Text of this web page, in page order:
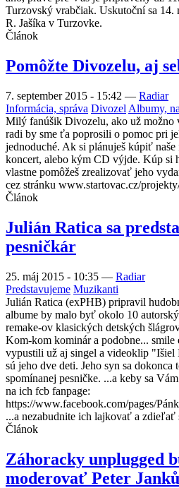
Turzovský vrabčiak. Uskutoční sa
R. Jašíka v Turzovke.
Článok
Pomôžte Divozelu, aj
7. september 2015 - 15:42 — Radiar
Informácia, správa Divozel Albumy,
Milý fanúšik Divozelu, ako už možno
radi by sme ťa poprosili o pomoc pri
jednoduché. Ak si plánuješ kúpiť naše
koncert, alebo kým CD výjde. Kúp si
vlastne pomôžeš zrealizovať jeho
cez stránku www.startovac.cz/
Článok
Julián Ratica sa
pesničkár
25. máj 2015 - 10:35 — Radiar
Predstavujeme Muzikanti
Julián Ratica (exPHB) pripravil
albume by malo byť okolo 10
remake-ov klasických detských
Kom-kom kominár a podobne... smile
vypustili už aj singel a videoklip
sú jeho dve deti. Jeho syn sa dokonca
spomínanej pesničke. ...a keby sa
na ich fcb fanpage:
https://www.facebook.com/pages/
...a nezabudnite ich lajkovať a zdieľať
Článok
Záhoracky unplugged
moderovať Peter Janků